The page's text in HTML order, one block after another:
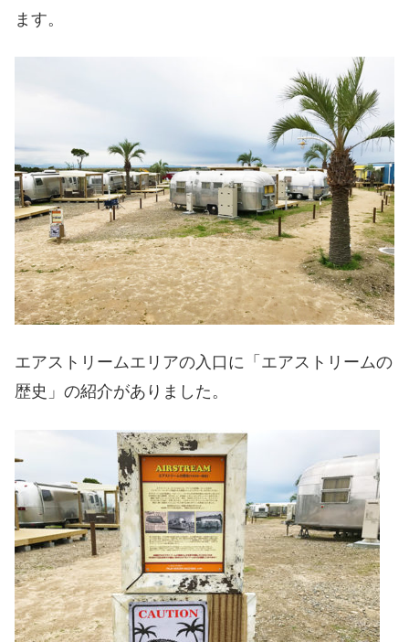
ます。
エアストリームエリアの入口に「エアストリームの
歴史」の紹介がありました。